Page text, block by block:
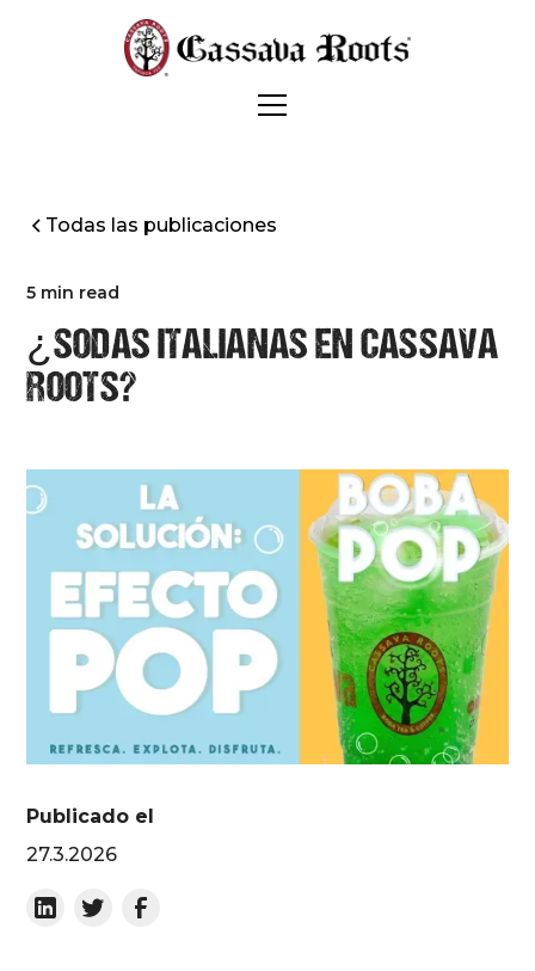
Todas las publicaciones
5 min read
¿SODAS ITALIANAS EN CASSAVA
ROOTS?
Publicado el
27.3.2026